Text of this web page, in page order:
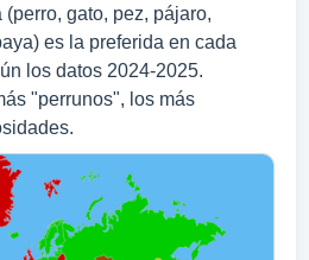
gato, pez, pájaro,
es la preferida en cada
los datos 2024‑2025.
"perrunos", los más